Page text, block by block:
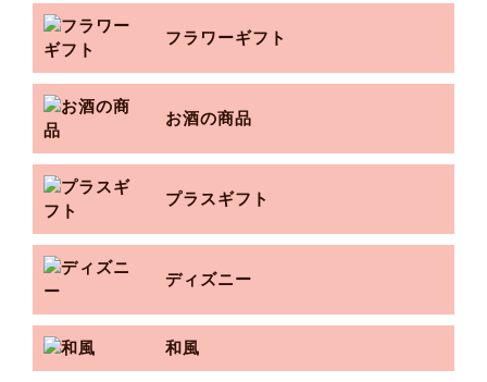
フラワーギフト
お酒の商品
プラスギフト
ディズニー
和風